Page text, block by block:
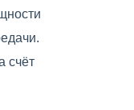
счёт